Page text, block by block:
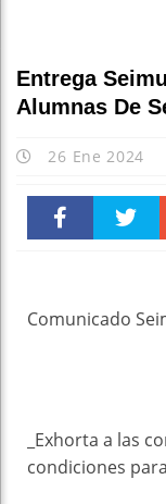
Entrega
Alumnas De
26 Ene 2024
Comunicado
_Exhorta a las
condiciones